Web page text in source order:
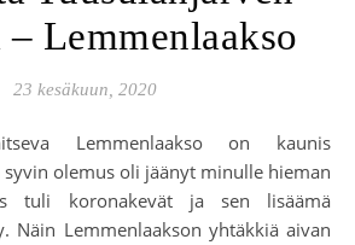
– Lemmenlaakso
23 kesäkuun, 2020
olemus oli jäänyt minulle hieman
tuli koronakevät ja sen lisäämä
Näin Lemmenlaakson yhtäkkiä aivan